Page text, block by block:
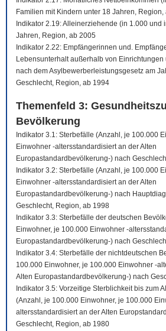
Familien mit Kindern unter 18 Jahren, Region,
Indikator 2.19: Alleinerziehende (in 1.000 und
Jahren, Region, ab 2005
Indikator 2.22: Empfängerinnen und.
Lebensunterhalt außerhalb von
nach dem Asylbewerberleistungsgesetz am
Geschlecht, Region, ab 1994
Themenfeld 3:
Bevölkerung
Indikator 3.1: Sterbefälle (Anzahl, je 100.000
Einwohner -altersstandardisiert an der Alten
Europastandardbevölkerung-) nach
Indikator 3.2: Sterbefälle (Anzahl, je 100.000
Einwohner -altersstandardisiert an der Alten
Europastandardbevölkerung-) nach
Geschlecht, Region, ab 1998
Indikator 3.3: Sterbefälle der deutschen
Einwohner, je 100.000 Einwohner -
Europastandardbevölkerung-) nach
Indikator 3.4: Sterbefälle der nichtdeutschen
100.000 Einwohner, je 100.000 Einwohner -
Alten Europastandardbevölkerung-) nach
Indikator 3.5: Vorzeitige Sterblichkeit bis zum
(Anzahl, je 100.000 Einwohner, je 100.000
altersstandardisiert an der Alten
Geschlecht, Region, ab 1980